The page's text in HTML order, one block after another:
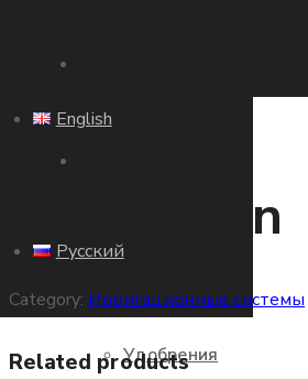
ПРОДУКТЫ
Удобрения
English
Русский
Quş Qovan
Category: Ирригационные системы
Related products